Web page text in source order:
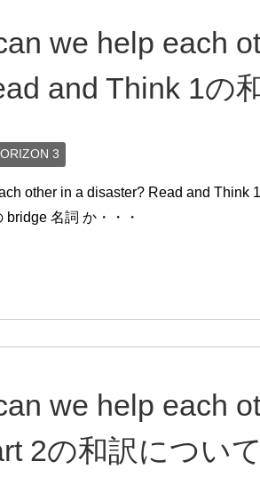
we help each
and Think 1の
3
other in a disaster? Read and Think
名詞 か・・・
we help each
2の和訳について